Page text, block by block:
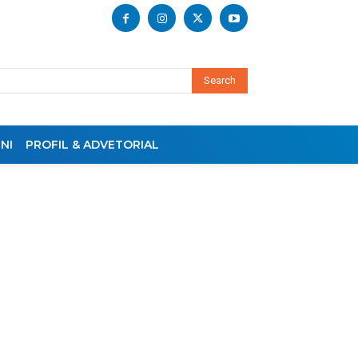
Search
PROFIL & ADVETORIAL